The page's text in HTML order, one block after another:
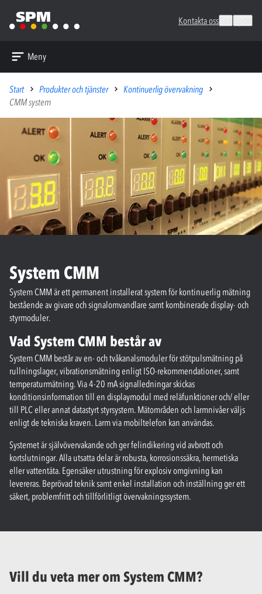
Kontakta oss
Meny
Start Produkter och tjänster
Kontinuerlig övervakning
CMM system
System CMM
System CMM är ett permanent installerat system för kontinuerlig mätning
bestående av givare och signalomvandlare samt kombinerade display- och
styrmoduler.
Vad System CMM består av
System CMM består av en- och tvåkanalsmoduler för stötpulsmätning på
rullningslager, vibrationsmätning enligt ISO-rekommendationer, samt
temperaturmätning. Via 4-20 mA signalledningar skickas
konditionsinformation till en displaymodul med reläfunktioner och/ eller
till PLC eller annat datastyrt styrsystem. Mätområden och larmnivåer väljs
enligt de tekniska kraven. Larm via mobiltelefon kan användas.
Systemet är självövervakande och ger felindikering vid avbrott och
kortslutningar. Alla utsatta delar är robusta, korrosionssäkra, hermetiska
eller vattentäta. Egensäker utrustning för explosiv omgivning kan
levereras. Beprövad teknik samt enkel installation och inställning ger ett
säkert, problemfritt och tillförlitligt övervakningssystem.
Vill du veta mer om System CMM?